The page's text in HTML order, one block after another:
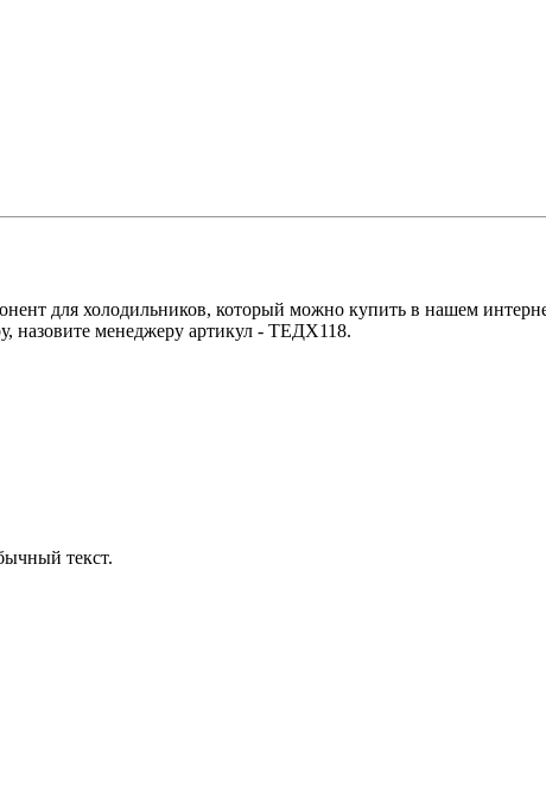
для холодильников, который можно купить в нашем
назовите менеджеру артикул - ТЕДХ118.
текст.